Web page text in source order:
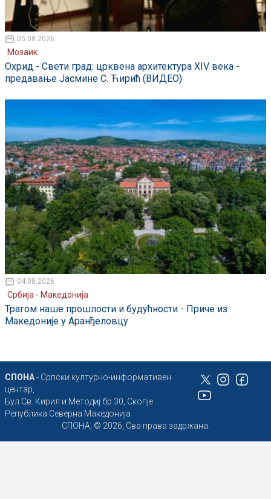
05.08.2026
Мозаик
Охрид - Свети град: црквена архитектура XIV века -
предавање Јасмине С. Ћирић (ВИДЕО)
04.08.2026
Србија - Македонија
Трагом наше прошлости и будућности - Приче из
Македоније у Аранђеловцу
СПОНА- Српски културно-информативен
центар,
Бул Св. Кирил и Методиј бр.30, Скопје
Република Северна Македонија
СПОНА, © 2026, Сва права задржана.